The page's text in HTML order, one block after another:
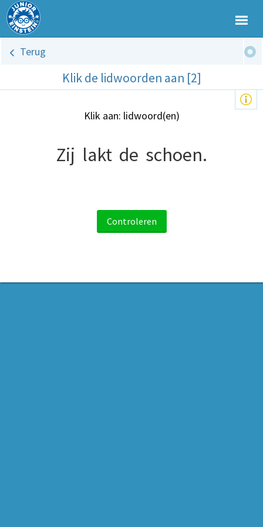
Terug
Klik de lidwoorden aan [2]
Klik aan: lidwoord(en)
Zij lakt de schoen.